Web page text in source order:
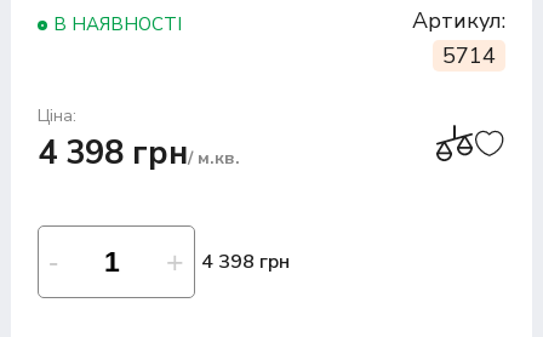
В НАЯВНОСТІ
Артикул:
5714
Ціна:
4 398 грн/ м.кв.
4 398 грн